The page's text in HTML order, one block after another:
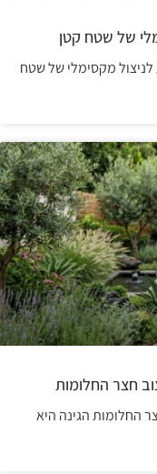
של שטח קטן
מקסימלי של שטח
חצר החלומות
החלומות הגינה היא